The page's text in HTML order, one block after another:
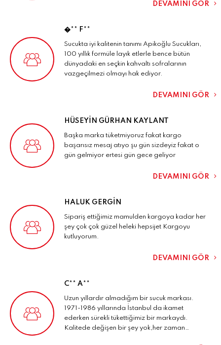
DEVAMINI GÖR
�** F**
Sucukta iyi kalitenin tanımı Apikoğlu Sucukları,
100 yıllık formüle layık etlerle bence bütün
dünyadaki en seçkin kahvaltı sofralarının
vazgeçilmezi olmayı hak ediyor.
DEVAMINI GÖR
HÜSEYIN GÜRHAN KAYLANT
Başka marka tüketmiyoruz fakat kargo
başarısız mesaj atıyo şu gün sizdeyiz fakat o
gün gelmiyor ertesi gün gece geliyor
DEVAMINI GÖR
HALUK GERGİN
Sipariş ettiğimiz mamulden kargoya kadar her
şey çok çok güzel heleki hepsijet Kargoyu
kutluyorum.
DEVAMINI GÖR
C** A**
Uzun yıllardır almadığım bir sucuk markası.
1971-1986 yıllarında İstanbul da ikamet
ederken sürekli tükettiğimiz bir markaydı.
Kalitede değişen bir şey yok,her zaman